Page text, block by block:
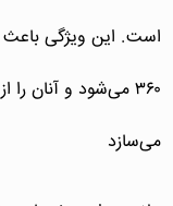
است. این ویژگی باعث
۳۶۰ می‌شود و آنان
می‌سازد